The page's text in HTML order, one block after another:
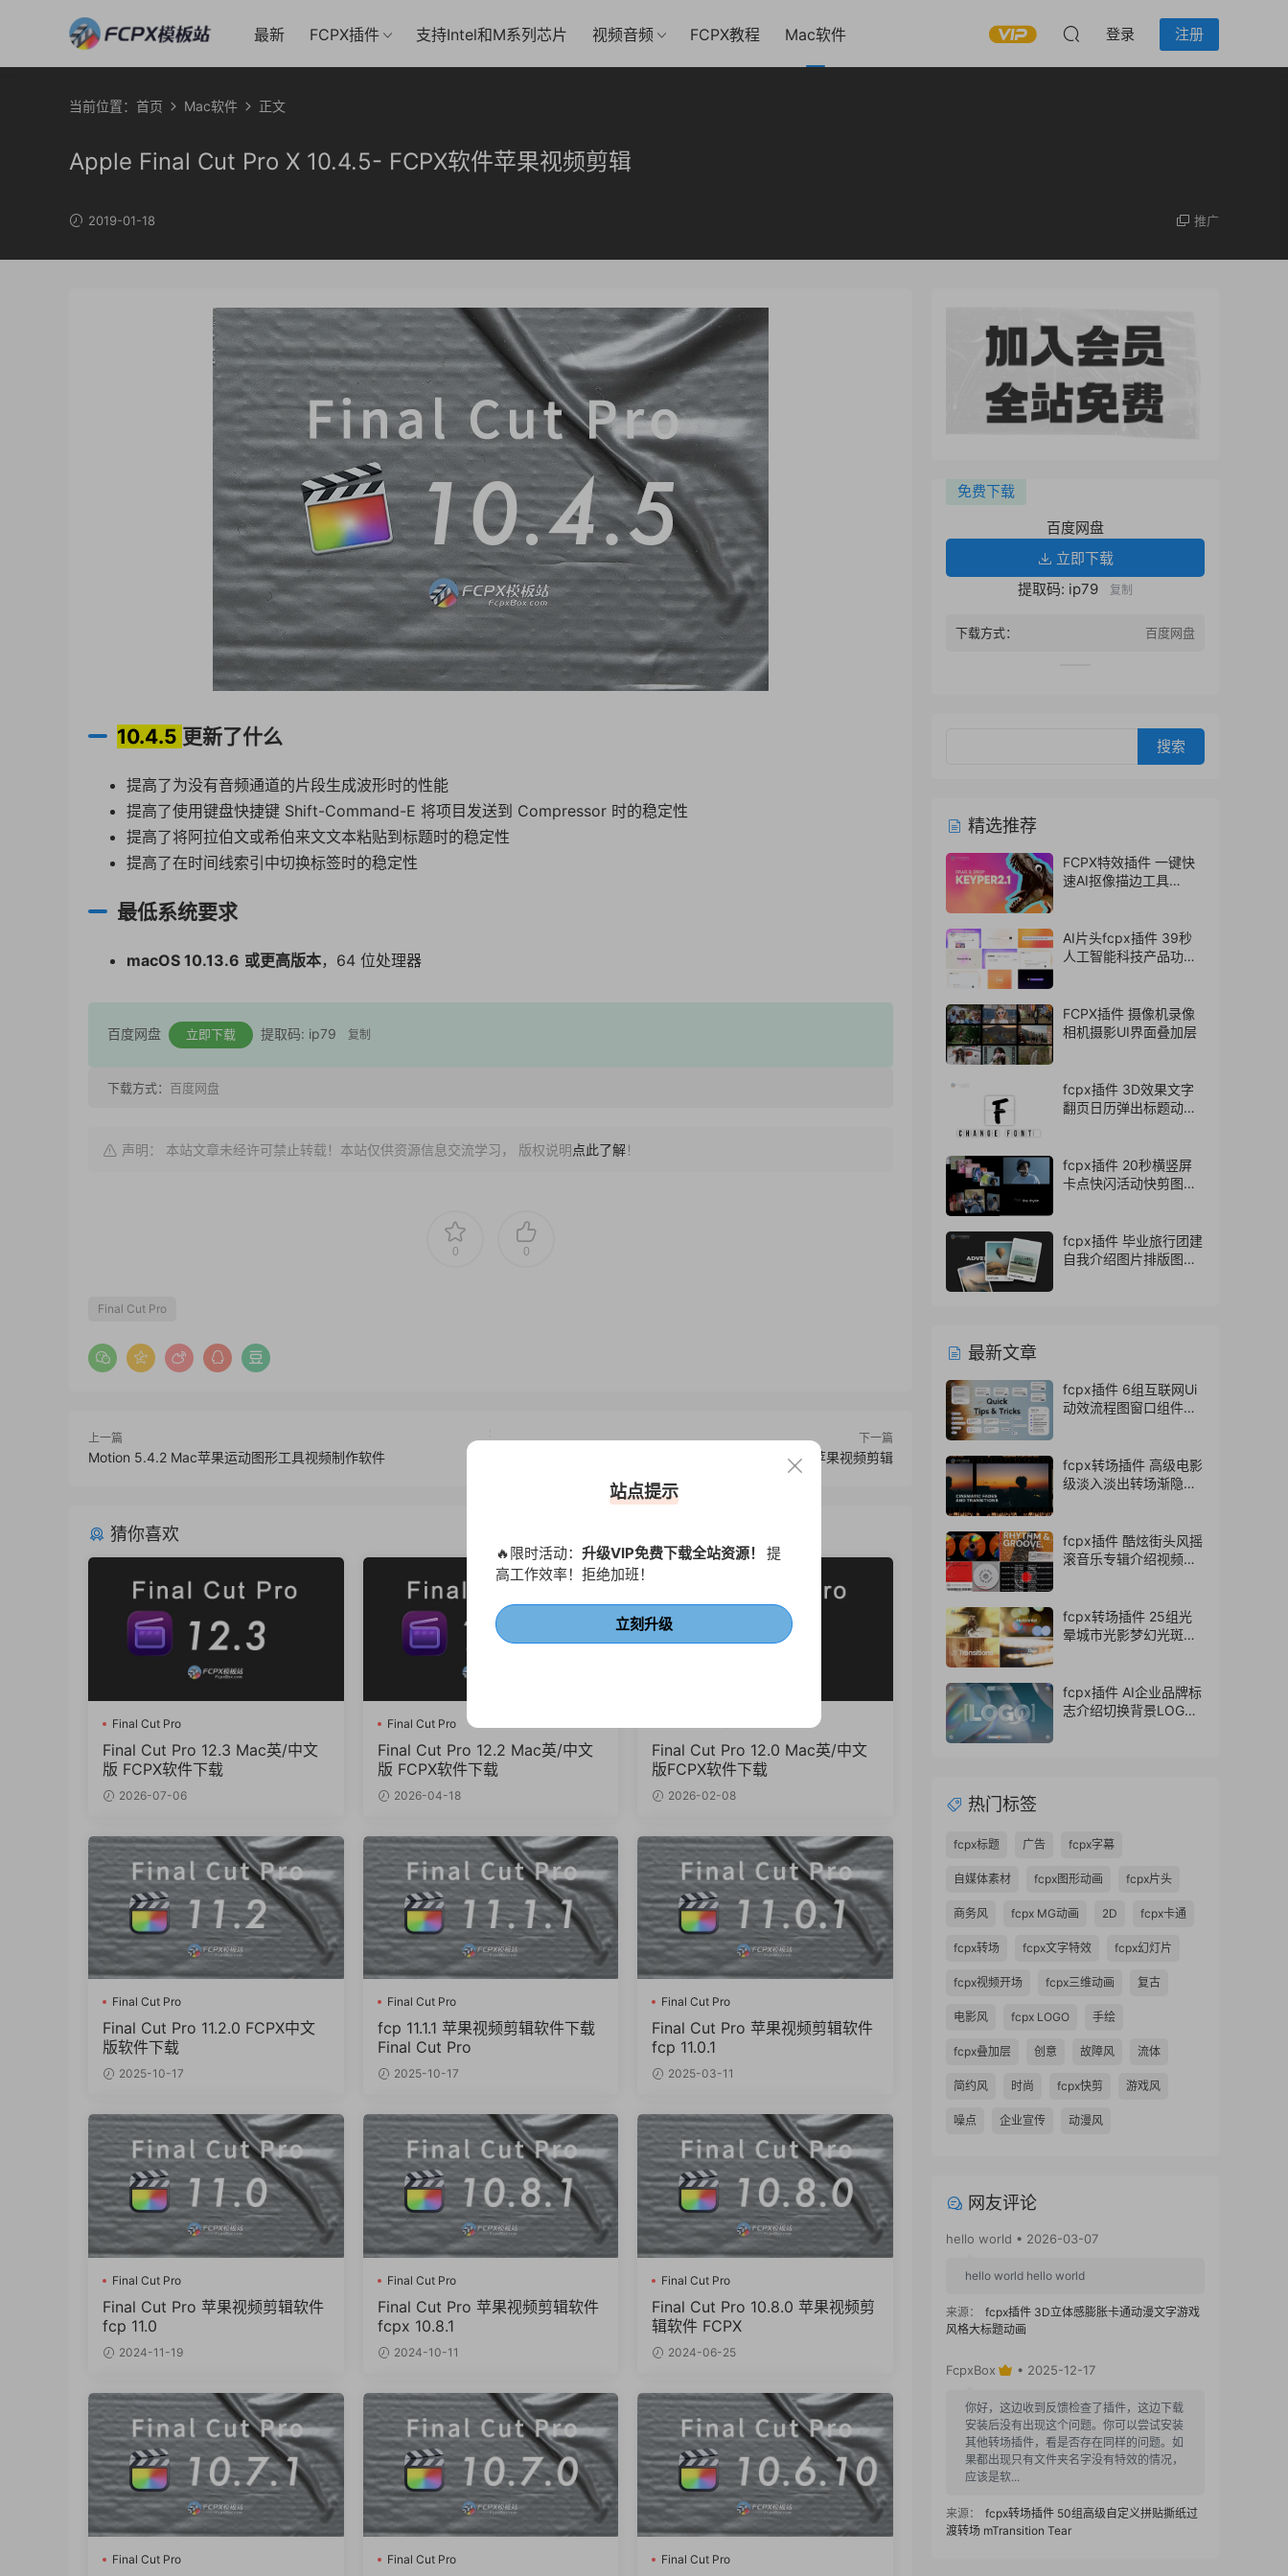
最新 FCPX插件 支持Intel和M系列芯片 视频音频 FCPX教程 Mac软件 登录 注册
当前位置： 首页 Mac软件 正文
Apple Final Cut Pro X 10.4.5- FCPX软件苹果视频剪辑
2019-01-18 推广
10.4.5 更新了什么
提高了为没有音频通道的片段生成波形时的性能
提高了使用键盘快捷键 Shift-Command-E 将项目发送到 Compressor 时的稳定性
提高了将阿拉伯文或希伯来文文本粘贴到标题时的稳定性
提高了在时间线索引中切换标签时的稳定性
最低系统要求
macOS 10.13.6 或更高版本，64 位处理器
百度网盘 立即下载 提取码: ip79 复制
下载方式： 百度网盘
声明： 本站文章未经许可禁止转载！本站仅供资源信息交流学习， 版权说明点此了解！
0 0
Final Cut Pro
上一篇
Motion 5.4.2 Mac苹果运动图形工具视频制作软件
下一篇
Apple Final Cut Pro X 10.4.6- FCPX软件苹果视频剪辑
猜你喜欢
Final Cut Pro
Final Cut Pro 12.3 Mac英/中文
版 FCPX软件下载
2026-07-06
Final Cut Pro
Final Cut Pro 12.2 Mac英/中文
版 FCPX软件下载
2026-04-18
Final Cut Pro 12.0 Mac英/中文
版FCPX软件下载
2026-02-08
Final Cut Pro
Final Cut Pro 11.2.0 FCPX中文
版软件下载
2025-10-17
Final Cut Pro
fcp 11.1.1 苹果视频剪辑软件下载
Final Cut Pro
2025-10-17
Final Cut Pro
Final Cut Pro 苹果视频剪辑软件
fcp 11.0.1
2025-03-11
Final Cut Pro
Final Cut Pro 苹果视频剪辑软件
fcp 11.0
2024-11-19
Final Cut Pro
Final Cut Pro 苹果视频剪辑软件
fcpx 10.8.1
2024-10-11
Final Cut Pro
Final Cut Pro 10.8.0 苹果视频剪
辑软件 FCPX
2024-06-25
Final Cut Pro Final Cut Pro Final Cut Pro
免费下载
百度网盘
立即下载
提取码: ip79
复制
下载方式： 百度网盘
精选推荐
FCPX特效插件 一键快
速AI抠像描边工具
AI片头fcpx插件 39秒
人工智能科技产品功能
FCPX插件 摄像机录像
相机摄影UI界面叠加层
fcpx插件 3D效果文字
翻页日历弹出标题动画
fcpx插件 20秒横竖屏
卡点快闪活动快剪图文
fcpx插件 毕业旅行团建
自我介绍图片排版图文
最新文章
fcpx插件 6组互联网Ui
动效流程图窗口组件界
fcpx转场插件 高级电影
级淡入淡出转场渐隐视
fcpx插件 酷炫街头风摇
滚音乐专辑介绍视频包
fcpx转场插件 25组光
晕城市光影梦幻光斑转
fcpx插件 AI企业品牌标
志介绍切换背景LOGO
热门标签
fcpx标题 广告 fcpx字幕
自媒体素材 fcpx图形动画 fcpx片头
商务风 fcpx MG动画 2D fcpx卡通
fcpx转场 fcpx文字特效 fcpx幻灯片
fcpx视频开场 fcpx三维动画 复古
电影风 fcpx LOGO 手绘
fcpx叠加层 创意 故障风 流体
简约风 时尚 fcpx快剪 游戏风
噪点 企业宣传 动漫风
网友评论
hello world • 2026-03-07
hello world hello world
来源：
fcpx插件 3D立体感膨胀卡通动漫文字游戏
风格大标题动画
FcpxBox • 2025-12-17
你好，这边收到反馈检查了插件，这边下载
安装后没有出现这个问题。你可以尝试安装
其他转场插件，看是否存在同样的问题。如
果都出现只有文件夹名字没有特效的情况，
应该是软...
来源：
fcpx转场插件 50组高级自定义拼贴撕纸过
渡转场 mTransition Tear
站点提示
🔥限时活动： 升级VIP免费下载全站资源！ 提
高工作效率！拒绝加班！
立刻升级